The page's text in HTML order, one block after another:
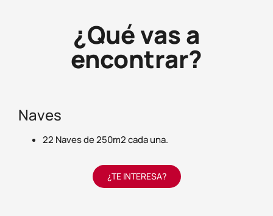
¿Qué vas a
encontrar?
Naves
22 Naves de 250m2 cada una.
¿TE INTERESA?